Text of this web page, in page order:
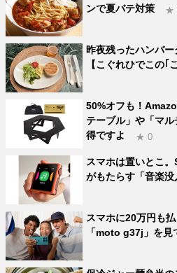
ンで夏バテ対策
★
昨夜残ったハンバ
【こぐれひでこの｢
50%オフも！
テーブル」や「マ
得ですよ
★ 0
スマホは置いとこ
がもたらす「音楽没
スマホに20万円も
「moto g37j」を見